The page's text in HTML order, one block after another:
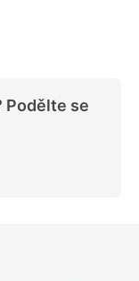
Podělte se